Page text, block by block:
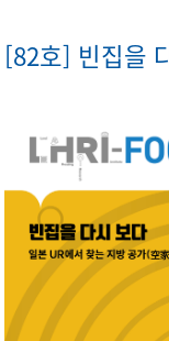
서 명
주택시장의 통
이상훈․ 조영
현․ 안다은․ 정
1) 주택시장
개선 방향(로드
2) 내/외부 사용
시장 통합플랫
[82호] 빈집을